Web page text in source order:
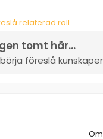
relaterad roll
tomt här...
föreslå